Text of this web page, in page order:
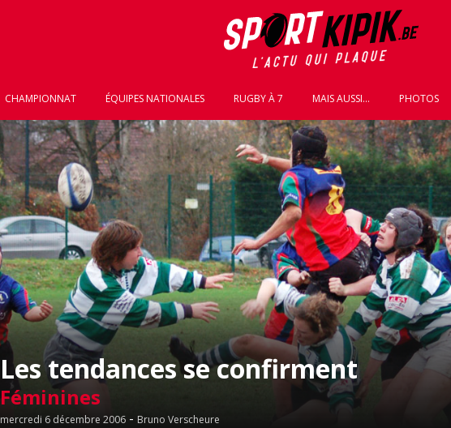
CHAMPIONNAT ÉQUIPES NATIONALES RUGBY À 7 MAIS AUSSI... PHOTOS
Les tendances se confirment
Féminines
mercredi 6 décembre 2006 - Bruno Verscheure